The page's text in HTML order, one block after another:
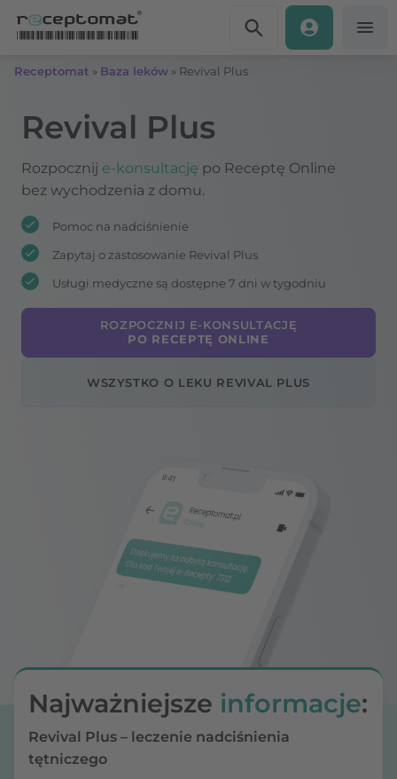
Receptomat » Baza leków » Revival Plus
Revival Plus
Rozpocznij e-konsultację po Receptę Online
bez wychodzenia z domu.
Pomoc na nadciśnienie
Zapytaj o zastosowanie Revival Plus
Usługi medyczne są dostępne 7 dni w tygodniu
ROZPOCZNIJ E-KONSULTACJĘ
PO RECEPTĘ ONLINE
WSZYSTKO O LEKU REVIVAL PLUS
Najważniejsze informacje:
Revival Plus – leczenie nadciśnienia
tętniczego